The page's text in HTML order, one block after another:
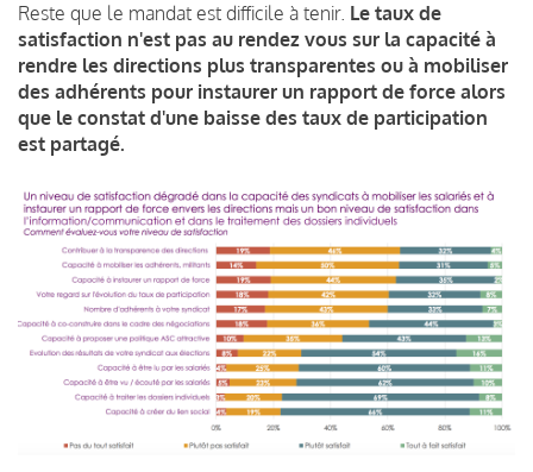
Reste que le mandat est difficile à tenir. Le taux de
satisfaction n'est pas au rendez vous sur la capacité à
rendre les directions plus transparentes ou à mobiliser
des adhérents pour instaurer un rapport de force alors
que le constat d'une baisse des taux de participation
est partagé.